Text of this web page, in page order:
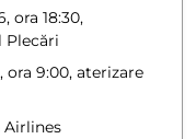
ora 18:30,
Plecări
9:00, aterizare
Airlines